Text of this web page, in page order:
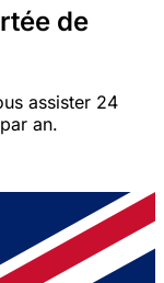
de
assister 24
an.